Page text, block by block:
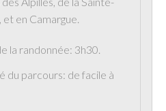
en Camargue.
la randonnée: 3h30.
du parcours: de facile à